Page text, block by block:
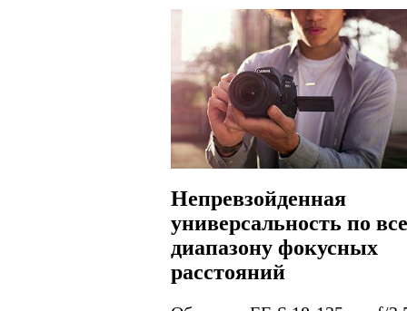
Непревзойденная
универсальность по
диапазону фокусных
расстояний